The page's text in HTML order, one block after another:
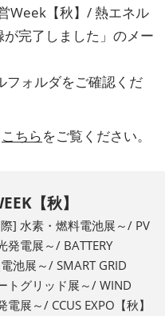
Week【秋】/ 熱エネル
完了しました」のメー
フォルダをご確認くだ
こちらをご覧ください。
【秋】
] 水素・燃料電池展～/ PV
発電展～/ BATTERY
池展～/ SMART GRID
トグリッド展～/ WIND
展～/ CCUS EXPO【秋】